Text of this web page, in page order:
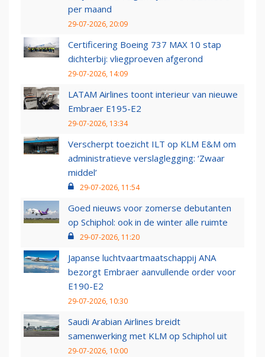
per maand
29-07-2026, 20:09
Certificering Boeing 737 MAX 10 stap
dichterbij: vliegproeven afgerond
29-07-2026, 14:09
LATAM Airlines toont interieur van nieuwe
Embraer E195-E2
29-07-2026, 13:34
Verscherpt toezicht ILT op KLM E&M om
administratieve verslaglegging: ‘Zwaar
middel’
29-07-2026, 11:54
Goed nieuws voor zomerse debutanten
op Schiphol: ook in de winter alle ruimte
29-07-2026, 11:20
Japanse luchtvaartmaatschappij ANA
bezorgt Embraer aanvullende order voor
E190-E2
29-07-2026, 10:30
Saudi Arabian Airlines breidt
samenwerking met KLM op Schiphol uit
29-07-2026, 10:00